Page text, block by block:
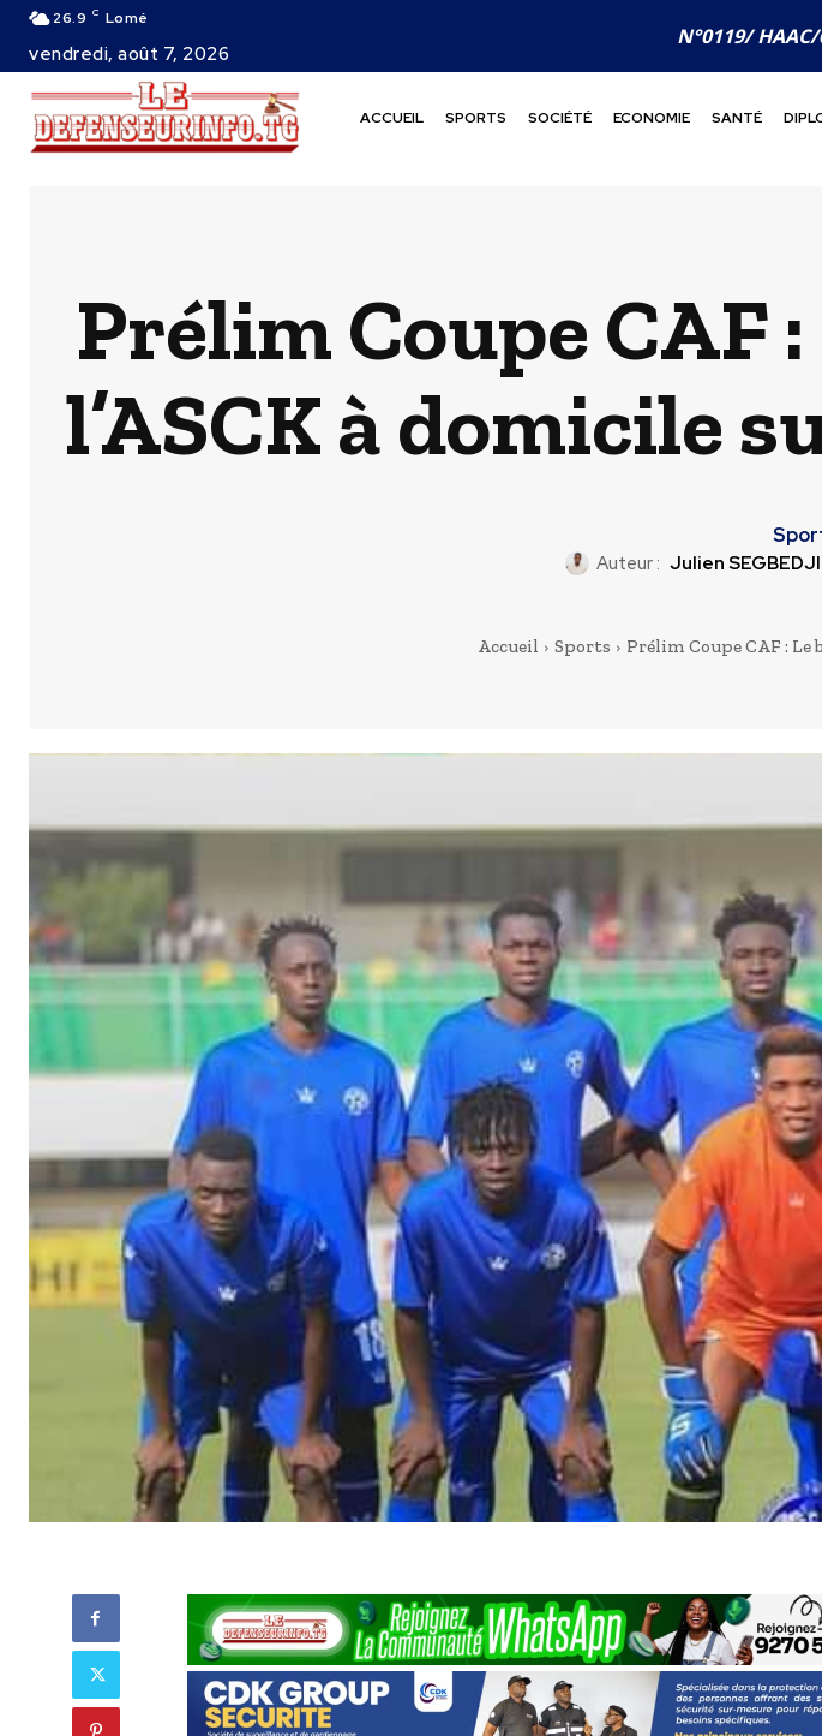
26.9 C Lomé
vendredi, août 7, 2026
N°0119/
ACCUEIL SPORTS SOCIÉTÉ ECONOMIE SANTÉ
Prélim Coupe CAF
l’ASCK à domicile
Auteur : Julien SEGBEDJI
Accueil Sports Prélim Coupe CAF : Le